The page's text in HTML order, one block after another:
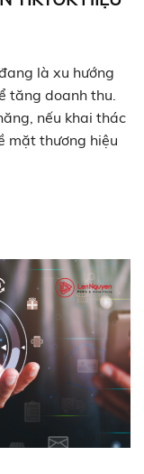
là xu hướng
tăng doanh thu.
nếu khai thác
mặt thương hiệu